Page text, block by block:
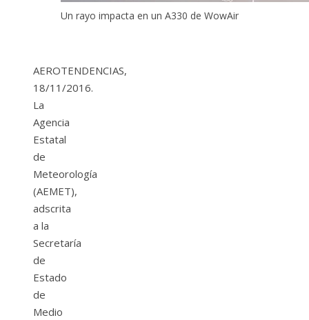
Un rayo impacta en un A330 de WowAir
AEROTENDENCIAS,
18/11/2016.
La
Agencia
Estatal
de
Meteorología
(AEMET),
adscrita
a la
Secretaría
de
Estado
de
Medio